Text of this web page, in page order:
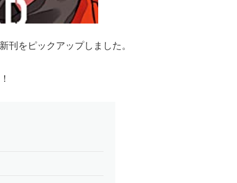
刊をピックアップしました。